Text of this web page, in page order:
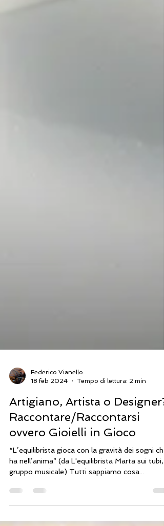
18 feb 2024
Tempo di lettura: 2 min
Artigiano, Artista o Designer?
Raccontare/Raccontarsi
ovvero Gioielli in Gioco
“L’equilibrista gioca con la gravità dei sogni che
gruppo musicale) Tutti sappiamo cosa...